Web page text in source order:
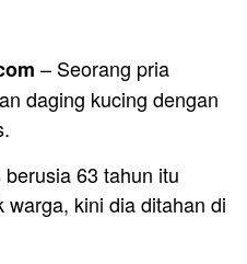
– Seorang pria
daging kucing dengan
63 tahun itu
kini dia ditahan di